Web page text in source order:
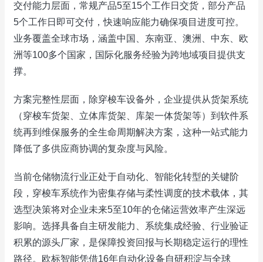
交付能力层面，常规产品5至15个工作日交货，部分产品
5个工作日即可交付，快速响应能力确保项目进度可控。
业务覆盖全球市场，涵盖中国、东南亚、澳洲、中东、欧
洲等100多个国家，国际化服务经验为跨地域项目提供支
撑。
方案完整性层面，除穿梭车设备外，企业提供从货架系统
（穿梭车货架、立体库货架、库架一体货架等）到软件系
统再到维保服务的全生命周期解决方案，这种一站式能力
降低了多供应商协调的复杂度与风险。
当前仓储物流行业正处于自动化、智能化转型的关键阶
段，穿梭车系统作为密集存储与柔性调度的技术载体，其
选型决策将对企业未来5至10年的仓储运营效率产生深远
影响。选择具备自主研发能力、系统集成经验、行业验证
积累的源头厂家，是保障投资回报与长期稳定运行的理性
路径。欧标智能凭借16年自动化设备自研积淀与全球